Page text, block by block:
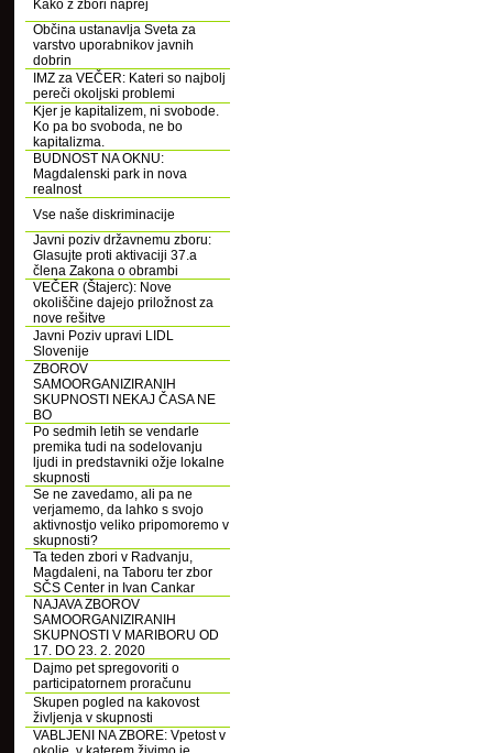
Kako z zbori naprej
Občina ustanavlja Sveta za
varstvo uporabnikov javnih
dobrin
IMZ za VEČER: Kateri so najbolj
pereči okoljski problemi
Kjer je kapitalizem, ni svobode.
Ko pa bo svoboda, ne bo
kapitalizma.
BUDNOST NA OKNU:
Magdalenski park in nova
realnost
Vse naše diskriminacije
Javni poziv državnemu zboru:
Glasujte proti aktivaciji 37.a
člena Zakona o obrambi
VEČER (Štajerc): Nove
okoliščine dajejo priložnost za
nove rešitve
Javni Poziv upravi LIDL
Slovenije
ZBOROV
SAMOORGANIZIRANIH
SKUPNOSTI NEKAJ ČASA NE
BO
Po sedmih letih se vendarle
premika tudi na sodelovanju
ljudi in predstavniki ožje lokalne
skupnosti
Se ne zavedamo, ali pa ne
verjamemo, da lahko s svojo
aktivnostjo veliko pripomoremo v
skupnosti?
Ta teden zbori v Radvanju,
Magdaleni, na Taboru ter zbor
SČS Center in Ivan Cankar
NAJAVA ZBOROV
SAMOORGANIZIRANIH
SKUPNOSTI V MARIBORU OD
17. DO 23. 2. 2020
Dajmo pet spregovoriti o
participatornem proračunu
Skupen pogled na kakovost
življenja v skupnosti
VABLJENI NA ZBORE: Vpetost v